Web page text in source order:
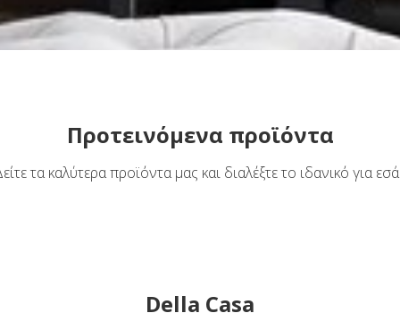
Προτεινόμενα προϊόντα
τα καλύτερα προϊόντα μας και διαλέξτε το ιδανικό για
Della Casa